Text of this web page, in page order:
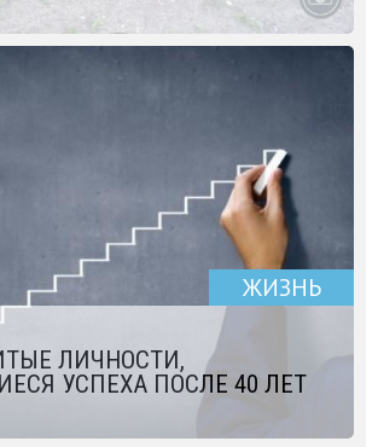
ЖИЗНЬ
ЛИЧНОСТИ,
УСПЕХА ПОСЛЕ 40 ЛЕТ